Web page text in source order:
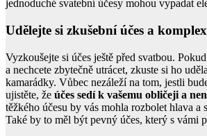
jednoduché svatební účesy mohou vypadat
Udělejte si zkušební účes a
Vyzkoušejte si účes ještě před svatbou.
a nechcete zbytečně utrácet, zkuste si ho
kamarádky. Vůbec nezáleží na tom, jestli
ujistěte, že účes sedí k vašemu obličeji a
těžkého účesu by vás mohla rozbolet hlava a
Také by to měl být pevný účes, který s vámi